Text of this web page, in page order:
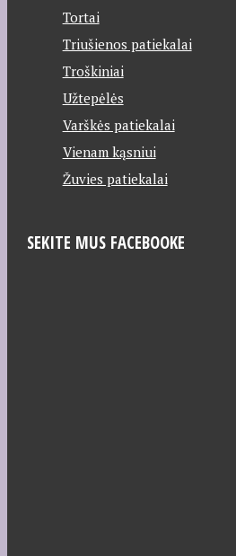
Tortai
Triušienos patiekalai
Troškiniai
Užtepėlės
Varškės patiekalai
Vienam kąsniui
Žuvies patiekalai
SEKITE MUS FACEBOOKE